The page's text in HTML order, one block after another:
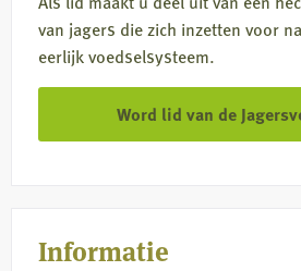
Informatie
van jagers die zich inzetten voor
eerlijk voedselsysteem.
Word lid van de